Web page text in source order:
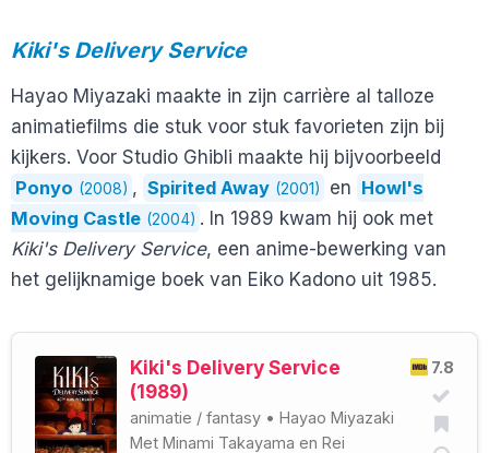
Kiki's Delivery Service
Hayao Miyazaki maakte in zijn carrière al talloze
animatiefilms die stuk voor stuk favorieten zijn bij
kijkers. Voor Studio Ghibli maakte hij bijvoorbeeld
Ponyo (2008) , Spirited Away (2001) en Howl's
Moving Castle (2004) . In 1989 kwam hij ook met
Kiki's Delivery Service, een anime-bewerking van
het gelijknamige boek van Eiko Kadono uit 1985.
7.8
Kiki's Delivery Service
(1989)
animatie / fantasy • Hayao Miyazaki
Met Minami Takayama en Rei